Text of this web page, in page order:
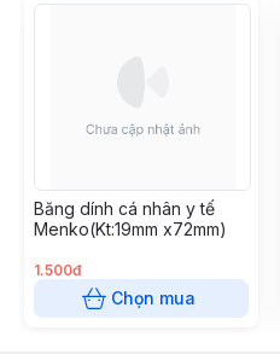
Băng dính cá nhân y tế
Menko(Kt:19mm x72mm)
1.500đ
Chọn mua